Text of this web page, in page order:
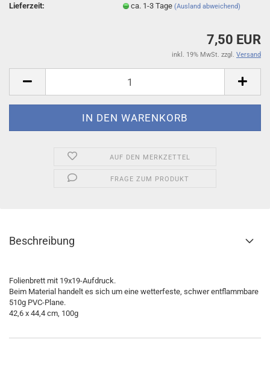
Lieferzeit:
ca. 1-3 Tage(Ausland abweichend)
7,50 EUR
inkl. 19% MwSt. zzgl. Versand
AUF DEN MERKZETTEL
FRAGE ZUM PRODUKT
Beschreibung
Folienbrett mit 19x19-Aufdruck.
Beim Material handelt es sich um eine wetterfeste, schwer entflammbare
510g PVC-Plane.
42,6 x 44,4 cm, 100g